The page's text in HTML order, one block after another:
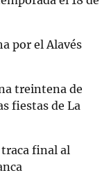
por el Alavés
treintena de
fiestas de La
final al